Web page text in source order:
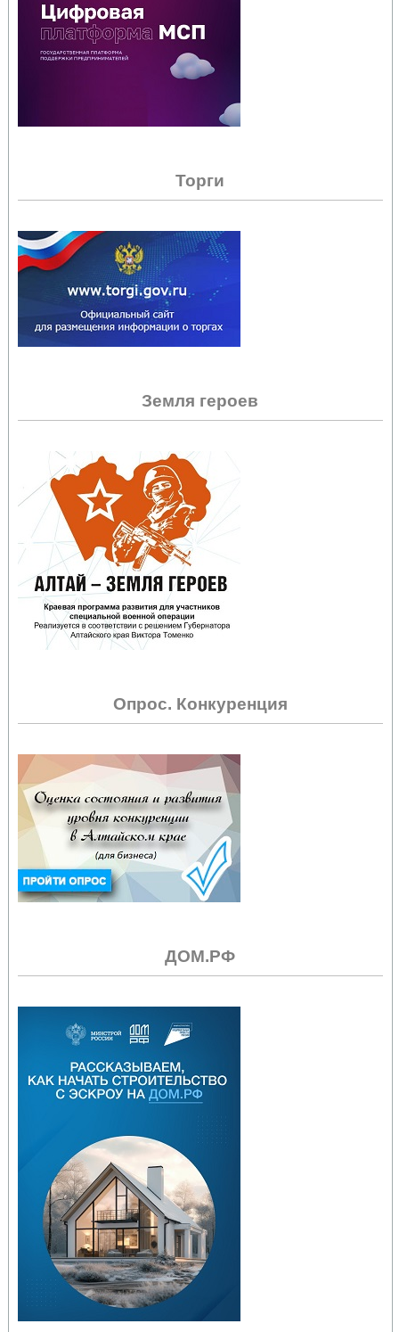
Торги
Земля героев
Опрос. Конкуренция
ДОМ.РФ